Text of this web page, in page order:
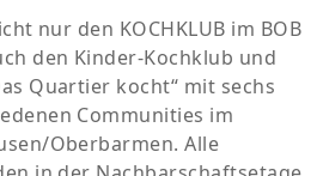
nur den KOCHKLUB im BOB
den Kinder-Kochklub und
Quartier kocht“ mit sechs
Communities im
Oberbarmen. Alle